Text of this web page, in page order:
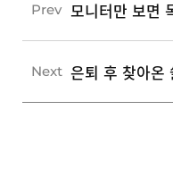
Prev
Next